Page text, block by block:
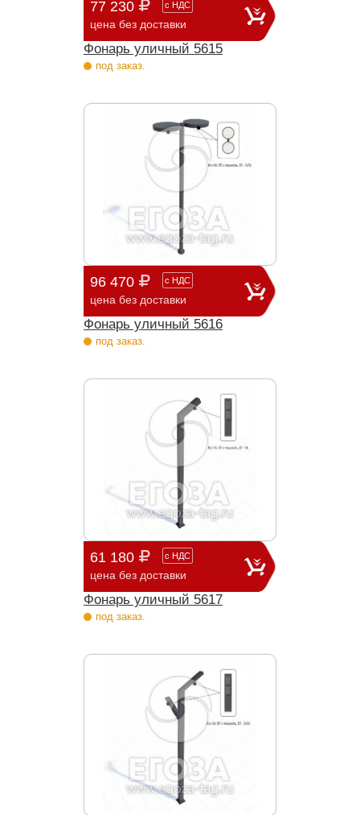
77 230 с НДС
цена без доставки
Фонарь уличный 5615
под заказ.
96 470 с НДС
цена без доставки
Фонарь уличный 5616
под заказ.
61 180 с НДС
цена без доставки
Фонарь уличный 5617
под заказ.